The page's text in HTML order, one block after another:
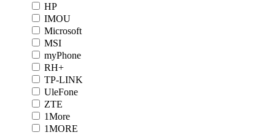
HP
IMOU
Microsoft
MSI
myPhone
RH+
TP-LINK
UleFone
ZTE
1More
1MORE